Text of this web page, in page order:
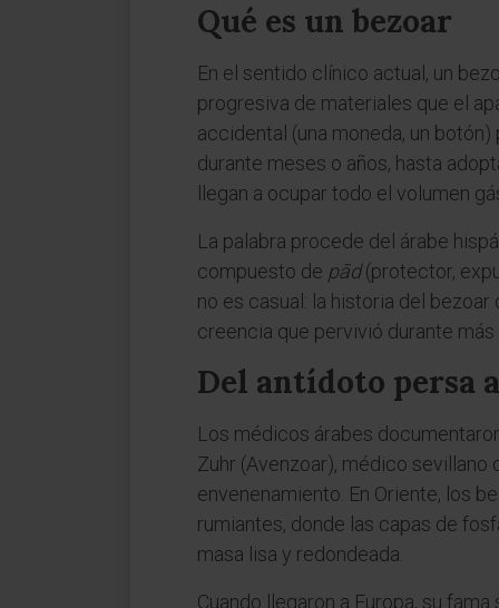
Qué es un bezoar
En el sentido clínico actual, un
progresiva de materiales que el
accidental (una moneda, un
durante meses o años, hasta
llegan a ocupar todo el volumen
La palabra procede del árabe
compuesto de pād(protector,
no es casual: la historia del
creencia que pervivió durante más
Del antídoto persa
Los médicos árabes
Zuhr (Avenzoar), médico
envenenamiento. En Oriente, los
rumiantes, donde las capas de
masa lisa y redondeada.
Cuando llegaron a Europa, su